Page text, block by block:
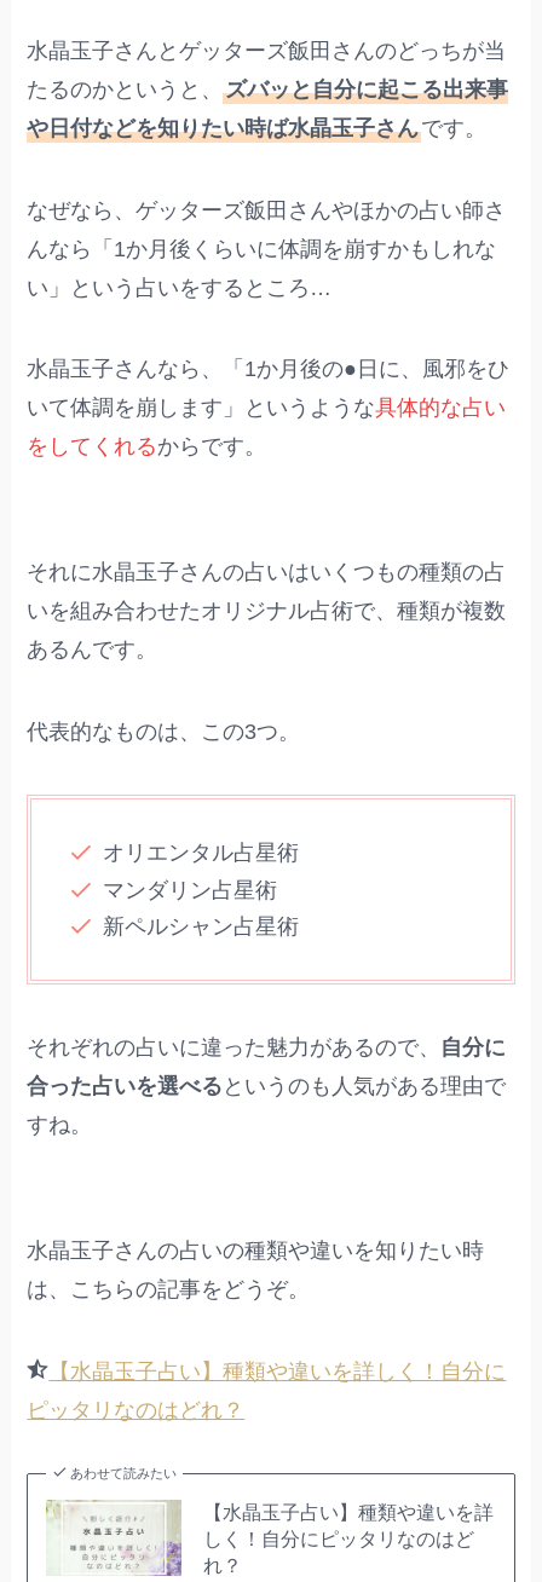
水晶玉子さんとゲッターズ飯田さんのどっちが当
たるのかというと、ズバッと自分に起こる出来事
や日付などを知りたい時ば水晶玉子さんです。
なぜなら、ゲッターズ飯田さんやほかの占い師さ
んなら「1か月後くらいに体調を崩すかもしれな
い」という占いをするところ…
水晶玉子さんなら、「1か月後の●日に、風邪をひ
いて体調を崩します」というような具体的な占い
をしてくれるからです。
それに水晶玉子さんの占いはいくつもの種類の占
いを組み合わせたオリジナル占術で、種類が複数
あるんです。
代表的なものは、この3つ。
オリエンタル占星術
マンダリン占星術
新ペルシャン占星術
それぞれの占いに違った魅力があるので、 自分に
合った占いを選べる というのも人気がある理由で
すね。
水晶玉子さんの占いの種類や違いを知りたい時
は、こちらの記事をどうぞ。
【水晶玉子占い】種類や違いを詳しく！自分に
ピッタリなのはどれ？
あわせて読みたい
【水晶玉子占い】種類や違いを詳
しく！自分にピッタリなのはど
れ？